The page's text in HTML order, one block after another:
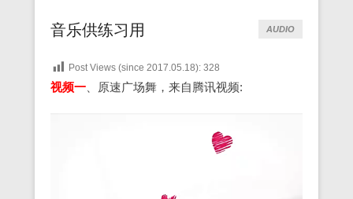
音乐供练习用 AUDIO
Post Views (since 2017.05.18): 328
视频一 、原速广场舞，来自腾讯视频: